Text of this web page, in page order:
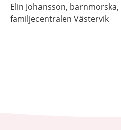
Elin Johansson, barnmorska,
familjecentralen Västervik